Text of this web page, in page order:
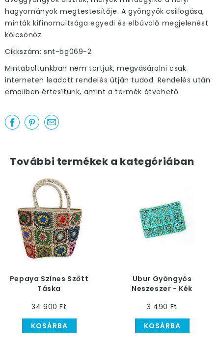
hagyományok megtestesítője. A gyöngyök csillogása,
minták kifinomultsága egyedi és elbűvölő megjelenést
kölcsönöz.
Cikkszám: snt-bg069-2
Mintaboltunkban nem tartjuk, megvásárolni csak
interneten leadott rendelés útján tudod. Rendelés után
emailben értesítünk, amint a termék átvehető.
További termékek a kategóriában
Pepaya Színes Szőtt
Táska
34 900 Ft
KOSÁRBA
Ubur Gyöngyös
Neszeszer - Kék
3 490 Ft
KOSÁRBA